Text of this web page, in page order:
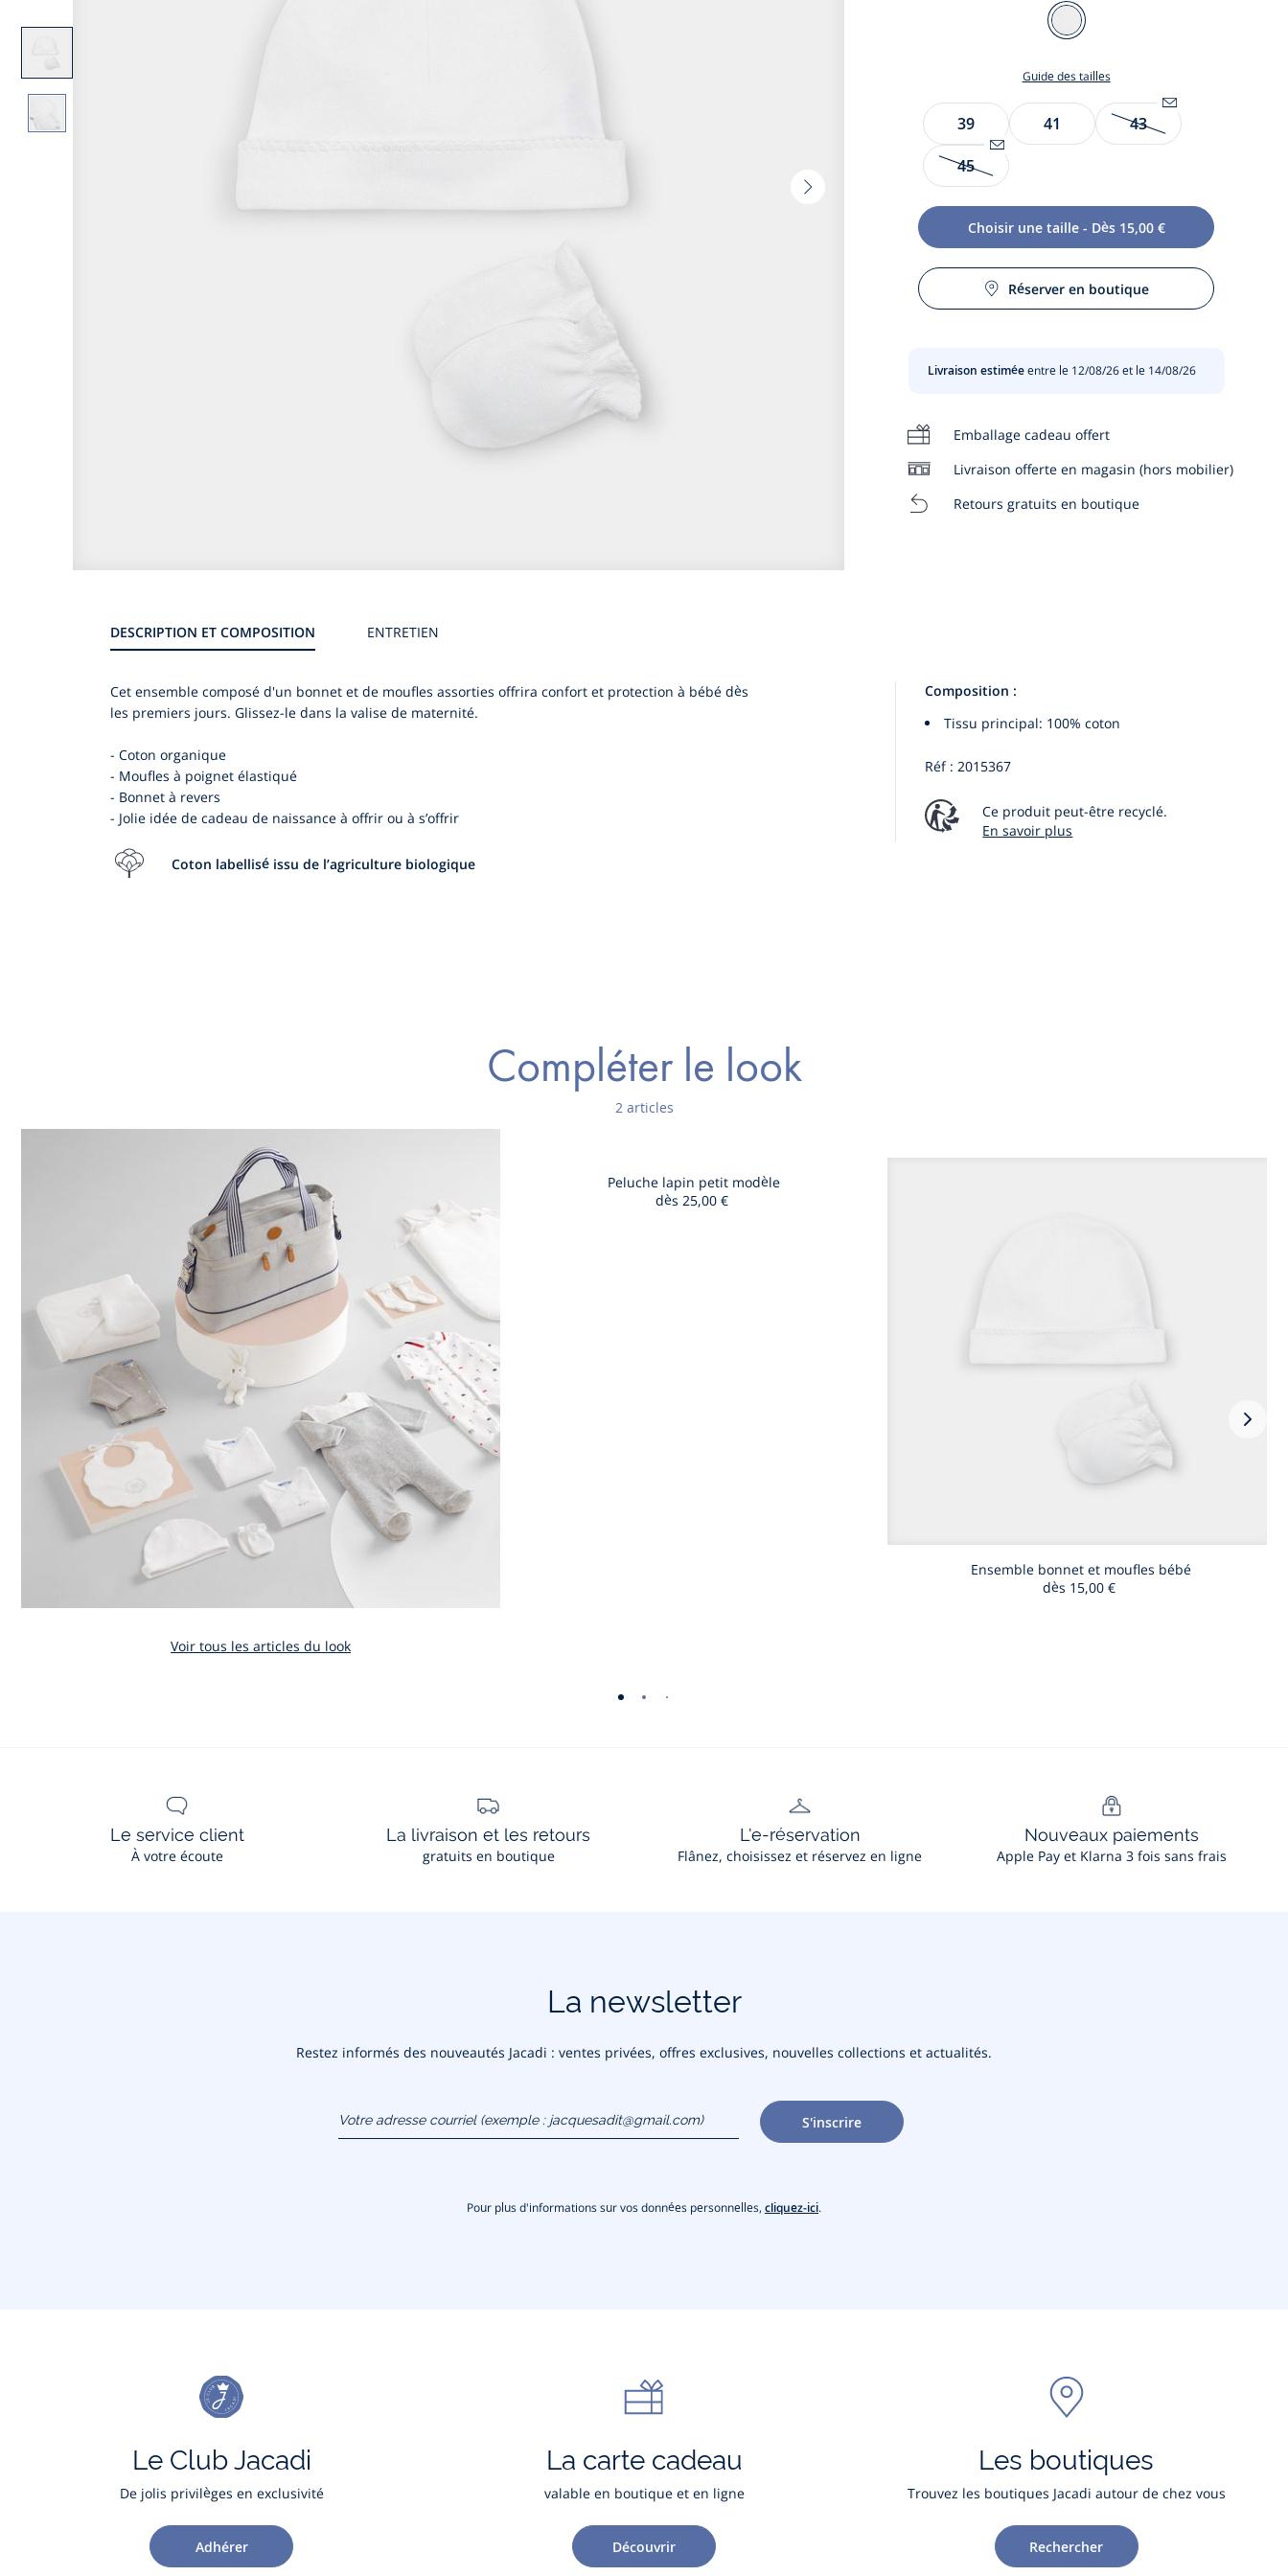
Vignette
Couleur
BLANC
Guide des tailles
Taille
39 41
Être
l’article
nouveau
43
43
Être
par
email
l’article
sera
disponible
45
Choisir une taille - Dès 15,00 €
Réserver en boutique
Livraison estiméeentre le 12/08/26 et le 14/08/26
Emballage cadeau offert
Livraison offerte en magasin (hors mobilier)
Retours gratuits en boutique
DESCRIPTION ET COMPOSITION ENTRETIEN
Cet ensemble composé d'un bonnet et de moufles assorties offrira confort et protection à bébé dès
les premiers jours. Glissez-le dans la valise de maternité.
- Coton organique
- Moufles à poignet élastiqué
- Bonnet à revers
- Jolie idée de cadeau de naissance à offrir ou à s’offrir
Coton labellisé issu de l’agriculture biologique
Composition :
Tissu principal: 100% coton
Réf : 2015367
Ce produit peut-être recyclé.
En savoir plus
Compléter le look
2 articles
Voir tous les articles du look
Peluche lapin petit modèle
dès 25,00 €
Ensemble bonnet et moufles bébé
dès 15,00 €
-
Le service client
À votre écoute
La livraison et les retours
gratuits en boutique
L'e-réservation
Flânez, choisissez et réservez en ligne
Nouveaux paiements
Apple Pay et Klarna 3 fois sans frais
La newsletter
Restez informés des nouveautés Jacadi : ventes privées, offres exclusives, nouvelles collections et actualités.
(exemple :
jacquesadit@gmail.com)
S'inscrire
Pour plus d'informations sur vos données personnelles, cliquez-ici.
Le Club Jacadi
De jolis privilèges en exclusivité
Adhérer
La carte cadeau
valable en boutique et en ligne
Découvrir
Les boutiques
Trouvez les boutiques Jacadi autour de chez vous
Rechercher